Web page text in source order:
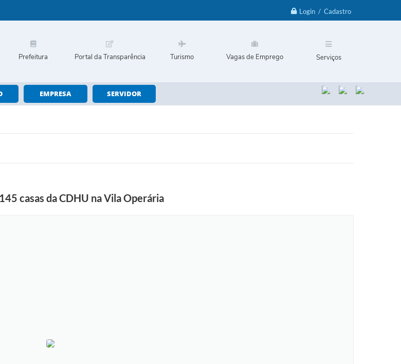
Login / Cadastro
Prefeitura Portal da Transparência Turismo Vagas de Emprego Serviços
EMPRESA SERVIDOR
casas da CDHU na Vila Operária